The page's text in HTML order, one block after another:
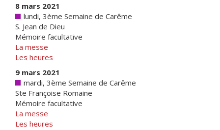
8 mars 2021
lundi, 3ème Semaine de Carême
S. Jean de Dieu
Mémoire facultative
La messe
Les heures
9 mars 2021
mardi, 3ème Semaine de Carême
Ste Françoise Romaine
Mémoire facultative
La messe
Les heures